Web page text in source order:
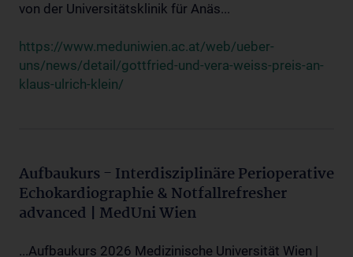
von der Universitätsklinik für Anäs...
https://www.meduniwien.ac.at/web/ueber-
uns/news/detail/gottfried-und-vera-weiss-preis-an-
klaus-ulrich-klein/
Aufbaukurs - Interdisziplinäre Perioperative
Echokardiographie & Notfallrefresher
advanced | MedUni Wien
...Aufbaukurs 2026 Medizinische Universität Wien |